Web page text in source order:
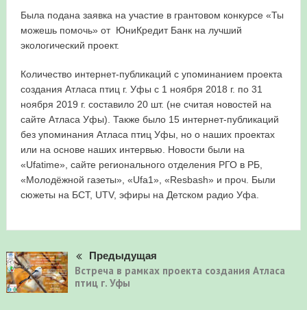
Была подана заявка на участие в грантовом конкурсе «Ты
можешь помочь» от ЮниКредит Банк на лучший
экологический проект.
Количество интернет-публикаций с упоминанием проекта
создания Атласа птиц г. Уфы с 1 ноября 2018 г. по 31
ноября 2019 г. составило 20 шт. (не считая новостей на
сайте Атласа Уфы). Также было 15 интернет-публикаций
без упоминания Атласа птиц Уфы, но о наших проектах
или на основе наших интервью. Новости были на
«Ufatime», сайте регионального отделения РГО в РБ,
«Молодёжной газеты», «Ufa1», «Resbash» и проч. Были
сюжеты на БСТ, UTV, эфиры на Детском радио Уфа.
Предыдущая
Встреча в рамках проекта создания Атласа
птиц г. Уфы